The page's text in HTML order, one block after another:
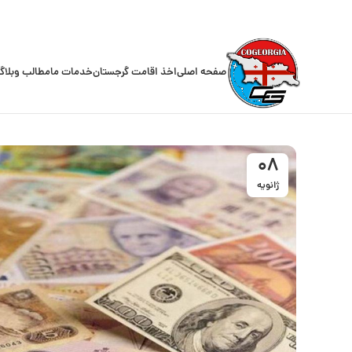
صفحه اصلیاخذ اقامت گرجستانخدمات مامطالب
08
ژانویه